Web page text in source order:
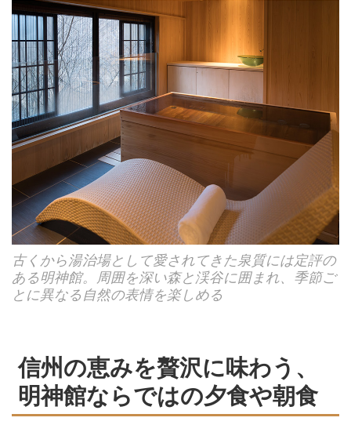
古くから湯治場として愛されてきた泉質には定評の
ある明神館。周囲を深い森と渓谷に囲まれ、季節ご
とに異なる自然の表情を楽しめる
信州の恵みを贅沢に味わう、
明神館ならではの夕食や朝食